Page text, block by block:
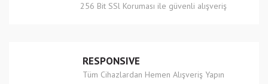
256 Bit SSl Koruması ile güvenli alışveriş
RESPONSIVE
Tüm Cihazlardan Hemen Alışveriş Yapın